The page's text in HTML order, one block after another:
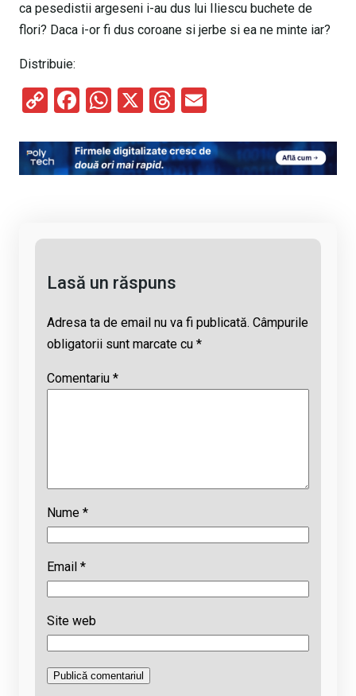
ca pesedistii argeseni i-au dus lui Iliescu buchete de
flori? Daca i-or fi dus coroane si jerbe si ea ne minte iar?
Distribuie:
C
py
Li
F
ce
b
W
at
s
X
T
e
a
ail
Lasă un răspuns
Adresa ta de email nu va fi publicată. Câmpurile
obligatorii sunt marcate cu *
Comentariu *
Nume *
Email *
Site web